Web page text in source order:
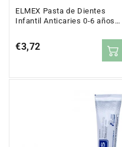
ELMEX Pasta de Dientes
Infantil Anticaries 0-6 años
Precio
€3,72